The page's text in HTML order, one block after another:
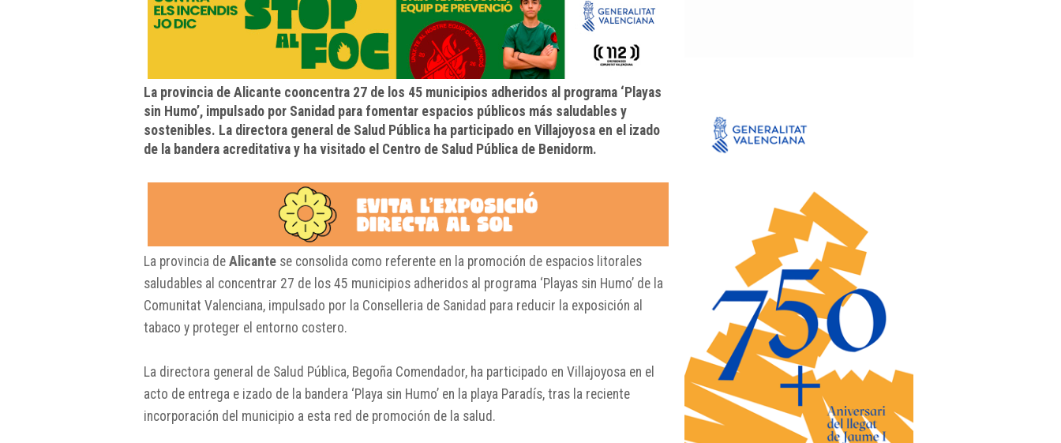
La provincia de Alicante cooncentra 27 de los 45 municipios adheridos al programa ‘Playas
sin Humo’, impulsado por Sanidad para fomentar espacios públicos más saludables y
sostenibles. La directora general de Salud Pública ha participado en Villajoyosa en el izado
de la bandera acreditativa y ha visitado el Centro de Salud Pública de Benidorm.
La provincia de Alicante se consolida como referente en la promoción de espacios litorales
saludables al concentrar 27 de los 45 municipios adheridos al programa ‘Playas sin Humo’ de la
Comunitat Valenciana, impulsado por la Conselleria de Sanidad para reducir la exposición al
tabaco y proteger el entorno costero.
La directora general de Salud Pública, Begoña Comendador, ha participado en Villajoyosa en el
acto de entrega e izado de la bandera ‘Playa sin Humo’ en la playa Paradís, tras la reciente
incorporación del municipio a esta red de promoción de la salud.